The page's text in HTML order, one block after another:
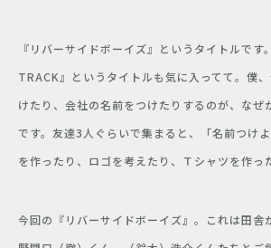
『リバーサイドボーイズ』というタイトルです
TRACK』というタイトルも気に入ってて。僕
けたり、会社の名前をつけたりするのが、なぜ
です。友達3人ぐらいで集まると、「名前つけ
を作ったり、ロゴを考えたり、Ｔシャツを作っ
今回の『リバーサイドボーイズ』。これは田舎